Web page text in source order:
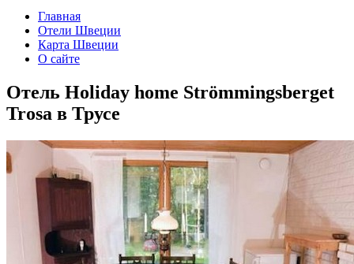
Главная
Отели Швеции
Карта Швеции
О сайте
Отель Holiday home Strömmingsberget
Trosa в Трусе